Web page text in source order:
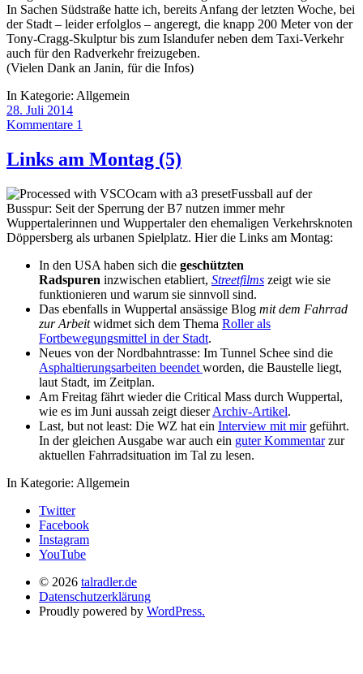
In Sachen Südstraße hatte ich, bereits Anfang der letzten Woche, bei
der Stadt – leider erfolglos – angeregt, die knapp 200 Meter von der
Tony-Cragg-Skulptur bis zum Islandufer neben dem Taxi-Verkehr
auch für den Radverkehr freizugeben.
(Vielen Dank an Janin, für die Infos)
In Kategorie: Allgemein
28. Juli 2014
Kommentare 1
Links am Montag (5)
Fussball auf der
Busspur: Seit der Sperrung der B7 nutzen immer mehr
Wuppertalerinnen und Wuppertaler den ehemaligen Verkehrsknoten
Döppersberg als urbanen Spielplatz. Hier die Links am Montag:
In den USA haben sich die geschützten
Radspuren inzwischen etabliert, Streetfilms zeigt wie sie
funktionieren und warum sie sinnvoll sind.
Das ebenfalls in Wuppertal ansässige Blog mit dem Fahrrad
zur Arbeitwidmet sich dem Thema Roller als
Fortbewegungsmittel in der Stadt.
Neues von der Nordbahntrasse: Im Tunnel Schee sind die
Asphaltierungsarbeiten beendet worden, die Baustelle liegt,
laut Stadt, im Zeitplan.
Am Freitag fährt wieder die Critical Mass durch Wuppertal,
wie es im Juni aussah zeigt dieserArchiv-Artikel.
Last, but not least: Die WZ hat ein Interview mit mirgeführt.
In der gleichen Ausgabe war auch ein guter Kommentarzur
aktuellen Fahrradsituation im Tal zu lesen.
In Kategorie: Allgemein
Twitter
Facebook
Instagram
YouTube
© 2026 talradler.de
Datenschutzerklärung
Proudly powered by WordPress.